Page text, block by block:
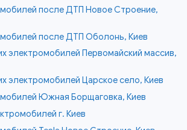
после ДТП Новое Строение,
после ДТП Оболонь, Киев
электромобилей Первомайский массив,
электромобилей Царское село, Киев
Южная Борщаговка, Киев
г. Киев